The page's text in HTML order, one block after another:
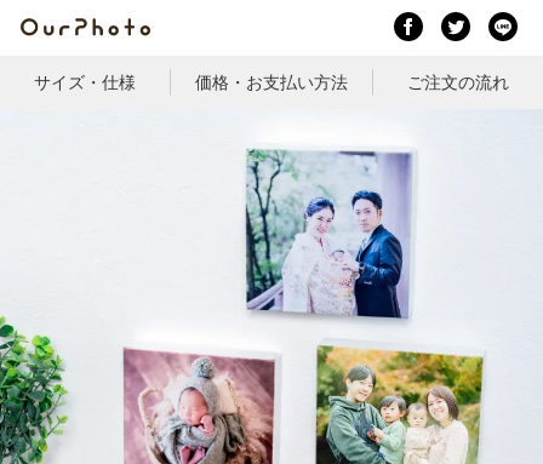
サイズ・仕様 価格・お支払い方法 ご注文の流れ